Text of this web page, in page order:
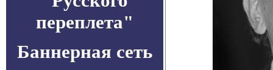
переплета"
Баннерная сеть